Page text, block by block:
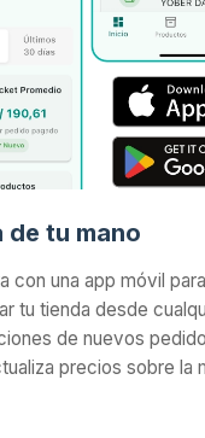
de tu mano
con una app móvil
tu tienda desde
de nuevos
precios sobre la